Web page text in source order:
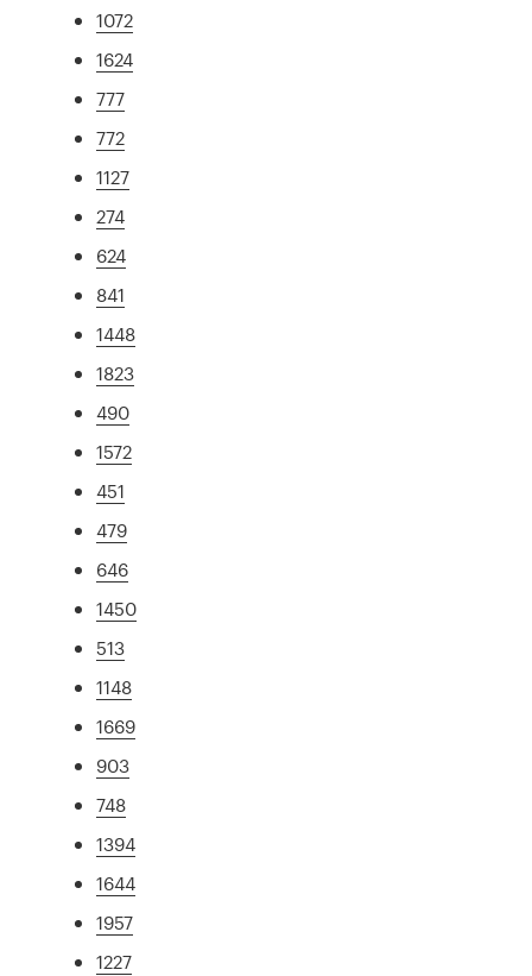
1072
1624
777
772
1127
274
624
841
1448
1823
490
1572
451
479
646
1450
513
1148
1669
903
748
1394
1644
1957
1227